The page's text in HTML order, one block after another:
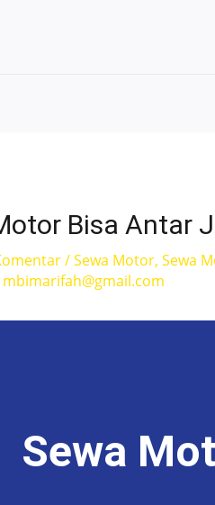
Bisa Antar
/Sewa Motor, Sewa
mbimarifah@gmail.com
Sewa